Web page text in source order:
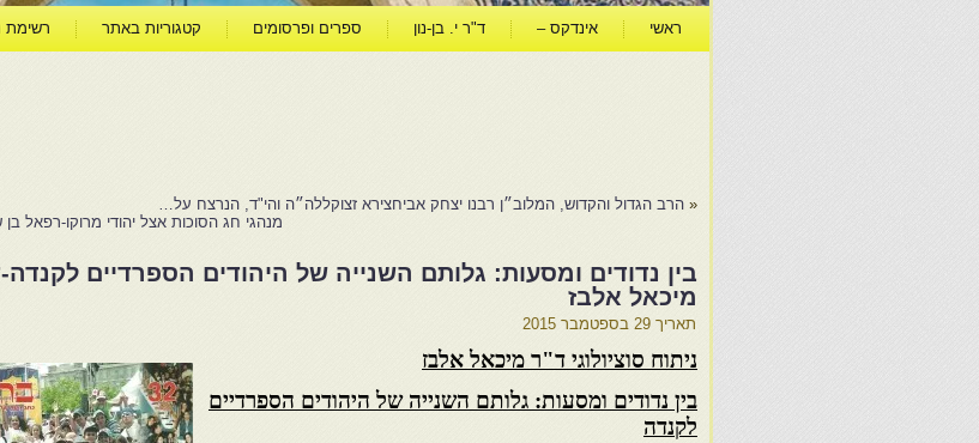
ראשי אינדקס – ד"ר י. בן-נון ספרים ופרסומים קטגוריות באתר רשימת
« הרב הגדול והקדוש, המלוב״ן רבנו יצחק אביחצירא זצוקללה״ה והי"ד, הנרצח על…
מנהגי חג הסוכות אצל יהודי מרוקו-רפאל בן
בין נדודים ומסעות: גלותם השנייה של היהודים הספרדיים
מיכאל אלבז
תאריך 29 בספטמבר 2015
ניתוח סוציולוגי ד"ר מיכאל אלבז
בין נדודים ומסעות: גלותם השנייה של היהודים הספרדיים
לקנדה